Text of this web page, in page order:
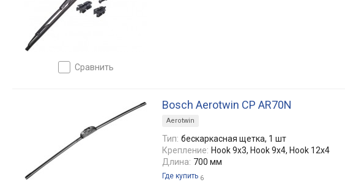
сравнить
Bosch Aerotwin CP AR70N
Aerotwin
Тип: бескаркасная щетка, 1 шт
Крепление: Hook 9x3, Hook 9x4, Hook 12x4
Длина: 700 мм
Где купить 6